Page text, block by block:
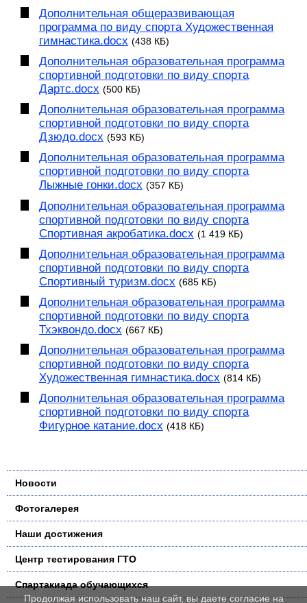
Дополнительная общеразвивающая
программа по виду спорта Художественная
гимнастика.docx (438 КБ)
Дополнительная образовательная программа
спортивной подготовки по виду спорта
Дартс.docx (500 КБ)
Дополнительная образовательная программа
спортивной подготовки по виду спорта
Дзюдо.docx (593 КБ)
Дополнительная образовательная программа
спортивной подготовки по виду спорта
Лыжные гонки.docx (357 КБ)
Дополнительная образовательная программа
спортивной подготовки по виду спорта
Спортивная акробатика.docx (1 419 КБ)
Дополнительная образовательная программа
спортивной подготовки по виду спорта
Спортивный туризм.docx (685 КБ)
Дополнительная образовательная программа
спортивной подготовки по виду спорта
Тхэквондо.docx (667 КБ)
Дополнительная образовательная программа
спортивной подготовки по виду спорта
Художественная гимнастика.docx (814 КБ)
Дополнительная образовательная программа
спортивной подготовки по виду спорта
Фигурное катание.docx (418 КБ)
Новости
Фотогалерея
Наши достижения
Центр тестирования ГТО
Спартакиада обучающихся
Продолжая использовать наш сайт, вы даете согласие на